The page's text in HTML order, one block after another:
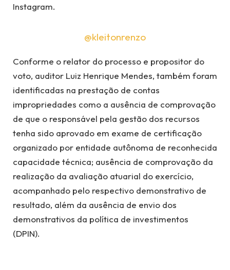
Instagram.
@kleitonrenzo
Conforme o relator do processo e propositor do
voto, auditor Luiz Henrique Mendes, também foram
identificadas na prestação de contas
impropriedades como a ausência de comprovação
de que o responsável pela gestão dos recursos
tenha sido aprovado em exame de certificação
organizado por entidade autônoma de reconhecida
capacidade técnica; ausência de comprovação da
realização da avaliação atuarial do exercício,
acompanhado pelo respectivo demonstrativo de
resultado, além da ausência de envio dos
demonstrativos da política de investimentos
(DPIN).